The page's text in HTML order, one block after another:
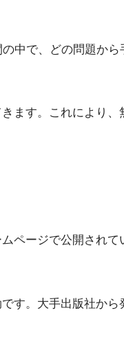
中で、どの問題か
ます。これにより
ページで公開され
す。大手出版社から